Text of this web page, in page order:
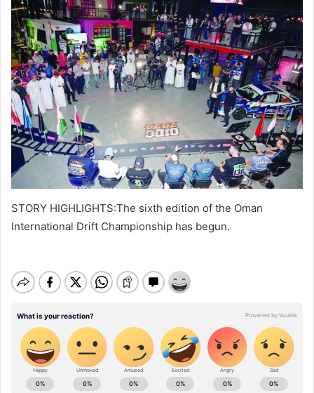
STORY HIGHLIGHTS:The sixth edition of the Oman
International Drift Championship has begun.